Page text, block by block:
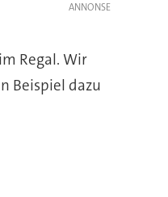
Regal. Wir
Beispiel dazu